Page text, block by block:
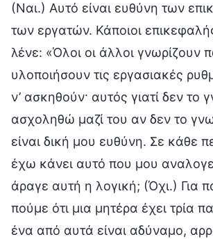
(Ναι.) Αυτό είναι ευθύνη των
των εργατών. Κάποιοι
λένε: «Όλοι οι άλλοι γνωρίζουν
υλοποιήσουν τις εργασιακές
ν’ ασκηθούν· αυτός γιατί δεν το
ασχοληθώ μαζί του αν δεν το
είναι δική μου ευθύνη. Σε κάθε
έχω κάνει αυτό που μου
άραγε αυτή η λογική; (Όχι.) Για
πούμε ότι μια μητέρα έχει τρία
ένα από αυτά είναι αδύναμο,